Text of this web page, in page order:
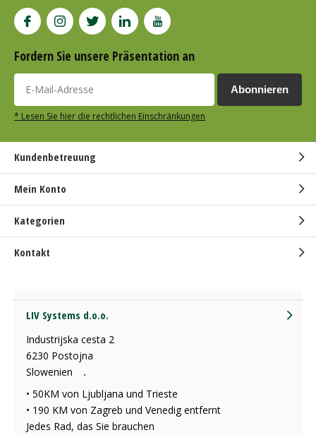
Fordern Sie unsere Präsentation an
Abonnieren
* Lesen Sie hier die rechtlichen Einschränkungen
Kundenbetreuung
Mein Konto
Kategorien
Kontakt
LIV Systems d.o.o.
Industrijska cesta 2
6230 Postojna
Slowenien
.
• 50KM von Ljubljana und Trieste
• 190 KM von Zagreb und Venedig entfernt
Jedes Rad, das Sie brauchen